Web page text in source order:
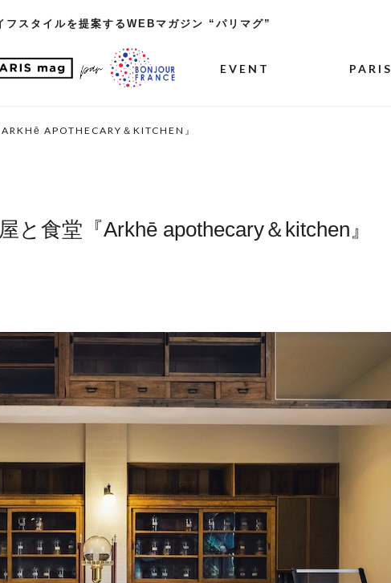
フスタイルを提案するWEBマガジン “パリマグ”
EVENT PARIS
APOTHECARY＆KITCHEN』
食堂『Arkhē apothecary＆kitchen』